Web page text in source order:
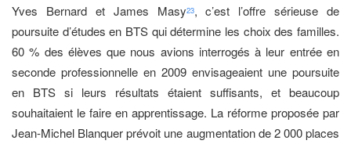
Yves Bernard et James Masy23, c’est l’offre sérieuse de
poursuite d’études en BTS qui détermine les choix des familles.
60 % des élèves que nous avions interrogés à leur entrée en
seconde professionnelle en 2009 envisageaient une poursuite
en BTS si leurs résultats étaient suffisants, et beaucoup
souhaitaient le faire en apprentissage. La réforme proposée par
Jean-Michel Blanquer prévoit une augmentation de 2 000 places